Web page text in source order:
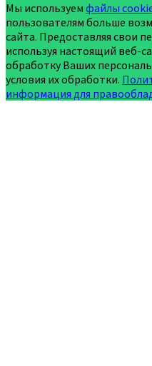
Мы используем файлы
пользователям больше
сайта. Предоставляя свои
используя настоящий веб-
обработку Ваших
условия их обработки.
информация для